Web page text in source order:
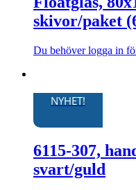
De
olika
kan
skivor/paket
Du behöver logga in
varianter.
olika
alternativen
kan
NYHET!
6115-307,
svart/guld